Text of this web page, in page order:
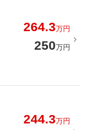
264.3万円
250万円
244.3万円